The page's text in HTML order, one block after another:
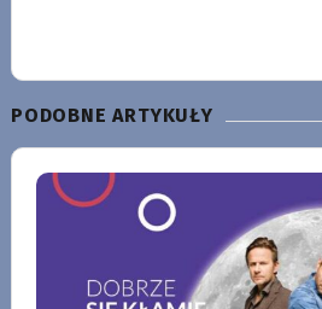
PODOBNE ARTYKUŁY